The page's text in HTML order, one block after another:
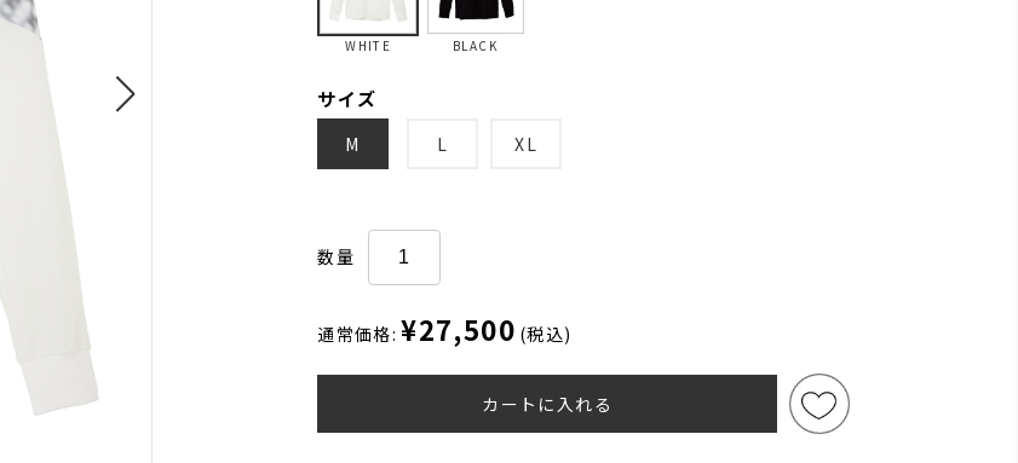
WHITE BLACK
サイズ
M L XL
数量
通常価格: ¥27,500 (税込)
カートに入れる